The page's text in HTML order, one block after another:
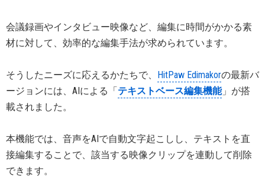
会議録画やインタビュー映像など、編集に時間がかかる素
材に対して、効率的な編集手法が求められています。
そうしたニーズに応えるかたちで、 HitPaw Edimakorの最新バ
ージョンには、AIによる「テキストベース編集機能」が搭
載されました。
本機能では、音声をAIで自動文字起こしし、テキストを直
接編集することで、該当する映像クリップを連動して削除
できます。